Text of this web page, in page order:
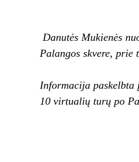
Danutės Mukienės
Palangos skvere,
Informacija paskelbta
10 virtualių turų po